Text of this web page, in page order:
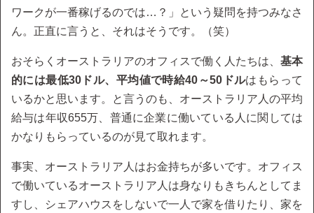
ワークが一番稼げるのでは…？」という疑問を持つみなさ
ん。正直に言うと、それはそうです。（笑）
おそらくオーストラリアのオフィスで働く人たちは、 基本
的には最低30ドル、平均値で時給40～50ドルはもらって
いるかと思います。と言うのも、オーストラリア人の平均
給与は年収655万、普通に企業に働いている人に関しては
かなりもらっているのが見て取れます。
事実、オーストラリア人はお金持ちが多いです。オフィス
で働いているオーストラリア人は身なりもきちんとしてま
すし、シェアハウスをしないで一人で家を借りたり、家を